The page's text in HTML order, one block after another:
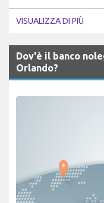
VISUALIZZA DI PIÙ
Dov'è il banco
Orlando?